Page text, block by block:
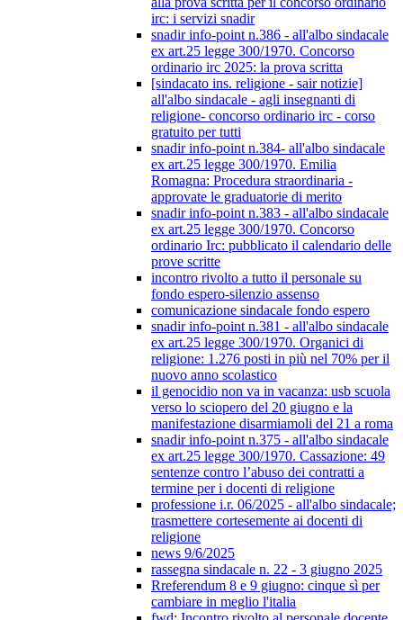
irc: i servizi snadir
snadir info-point n.386 - all'albo sindacale
ex art.25 legge 300/1970. Concorso
ordinario irc 2025: la prova scritta
[sindacato ins. religione - sair notizie]
all'albo sindacale - agli insegnanti di
religione- concorso ordinario irc - corso
gratuito per tutti
snadir info-point n.384- all'albo sindacale
ex art.25 legge 300/1970. Emilia
Romagna: Procedura straordinaria -
approvate le graduatorie di merito
snadir info-point n.383 - all'albo sindacale
ex art.25 legge 300/1970. Concorso
ordinario Irc: pubblicato il calendario delle
prove scritte
incontro rivolto a tutto il personale su
fondo espero-silenzio assenso
comunicazione sindacale fondo espero
snadir info-point n.381 - all'albo sindacale
ex art.25 legge 300/1970. Organici di
religione: 1.276 posti in più nel 70% per il
nuovo anno scolastico
il genocidio non va in vacanza: usb scuola
verso lo sciopero del 20 giugno e la
manifestazione disarmiamoli del 21 a roma
snadir info-point n.375 - all'albo sindacale
ex art.25 legge 300/1970. Cassazione: 49
sentenze contro l’abuso dei contratti a
termine per i docenti di religione
professione i.r. 06/2025 - all'albo sindacale;
trasmettere cortesemente ai docenti di
religione
news 9/6/2025
rassegna sindacale n. 22 - 3 giugno 2025
Rreferendum 8 e 9 giugno: cinque sì per
cambiare in meglio l'italia